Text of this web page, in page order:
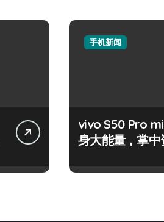
手机新闻
vivo S50 Pro
身大能量，掌中